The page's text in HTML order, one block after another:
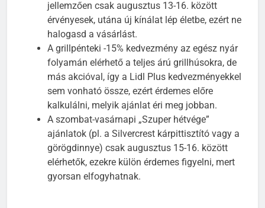
jellemzően csak augusztus 13-16. között
érvényesek, utána új kínálat lép életbe, ezért ne
halogasd a vásárlást.
A grillpénteki -15% kedvezmény az egész nyár
folyamán elérhető a teljes árú grillhúsokra, de
más akcióval, így a Lidl Plus kedvezményekkel
sem vonható össze, ezért érdemes előre
kalkulálni, melyik ajánlat éri meg jobban.
A szombat-vasárnapi „Szuper hétvége”
ajánlatok (pl. a Silvercrest kárpittisztító vagy a
görögdinnye) csak augusztus 15-16. között
elérhetők, ezekre külön érdemes figyelni, mert